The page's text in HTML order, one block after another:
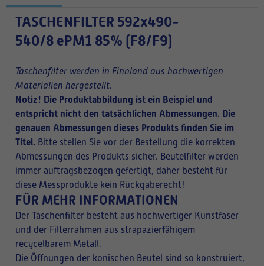
TASCHENFILTER 592x490-
540/8 ePM1 85% (F8/F9)
Taschenfilter werden in Finnland aus hochwertigen
Materialien hergestellt.
Notiz! Die Produktabbildung ist ein Beispiel und
entspricht nicht den tatsächlichen Abmessungen. Die
genauen Abmessungen dieses Produkts finden Sie im
Titel. Bitte stellen Sie vor der Bestellung die korrekten
Abmessungen des Produkts sicher. Beutelfilter werden
immer auftragsbezogen gefertigt, daher besteht für
diese Messprodukte kein Rückgaberecht!
FÜR MEHR INFORMATIONEN
Der Taschenfilter besteht aus hochwertiger Kunstfaser
und der Filterrahmen aus strapazierfähigem
recycelbarem Metall.
Die Öffnungen der konischen Beutel sind so konstruiert,